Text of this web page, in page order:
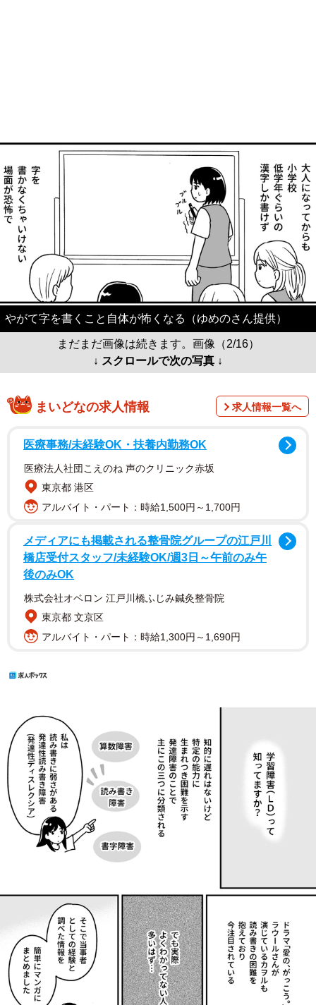
やがて字を書くこと自体が怖くなる（ゆめのさん提供）
まだまだ画像は続きます。画像（2/16）
↓ スクロールで次の写真 ↓
まいどなの求人情報 求人情報一覧へ
医療事務/未経験OK・扶養内勤務OK
医療法人社団こえのね 声のクリニック赤坂
東京都 港区
アルバイト・パート：時給1,500円～1,700円
メディアにも掲載される整骨院グループの江戸川
橋店受付スタッフ/未経験OK/週3日～午前のみ午
後のみOK
株式会社オベロン 江戸川橋ふじみ鍼灸整骨院
東京都 文京区
アルバイト・パート：時給1,300円～1,690円